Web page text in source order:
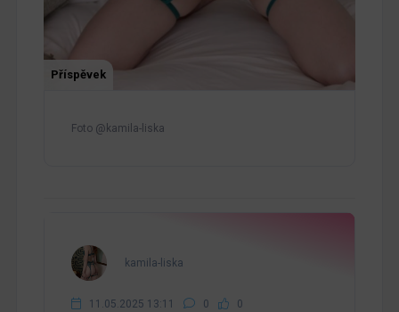
Příspěvek
Foto @kamila-liska
kamila-liska
11.05.2025 13:11 0 0